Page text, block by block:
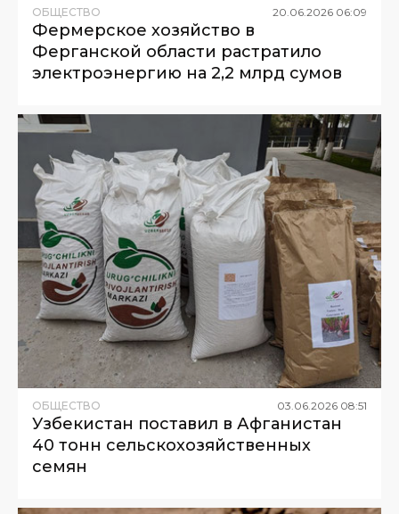
ОБЩЕСТВО 20 06 2026 06:09
Фермерское хозяйство в
Ферганской области растратило
электроэнергию на 2,2 млрд сумов
ОБЩЕСТВО 03 06 2026 08:51
Узбекистан поставил в Афганистан
40 тонн сельскохозяйственных
семян